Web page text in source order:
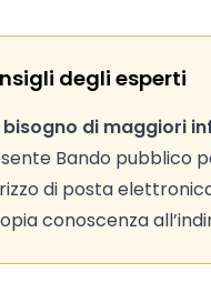
degli esperti
bisogno di maggiori
Bando pubblico
di posta
conoscenza